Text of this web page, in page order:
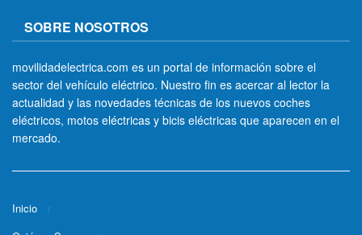
SOBRE NOSOTROS
movilidadelectrica.com es un portal de información sobre el
sector del vehículo eléctrico. Nuestro fin es acercar al lector la
actualidad y las novedades técnicas de los nuevos coches
eléctricos, motos eléctricas y bicis eléctricas que aparecen en el
mercado.
Inicio